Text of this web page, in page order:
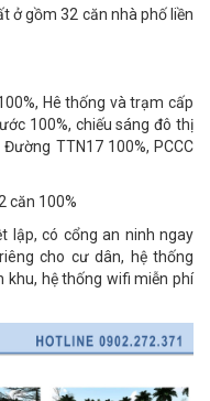
ở gồm 32 căn nhà phố liền
Hê thống và trạm cấp
100%, chiếu sáng đô thị
TTN17 100%, PCCC
căn 100%
lập, có cổng an ninh ngay
cho cư dân, hệ thống
hệ thống wifi miễn phí